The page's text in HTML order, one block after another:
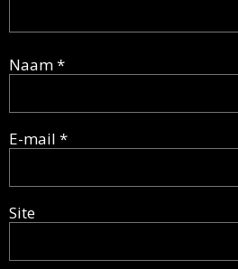
Naam*
E-mail *
Site